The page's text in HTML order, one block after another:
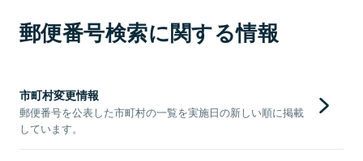
郵便番号検索に関する情報
市町村変更情報
郵便番号を公表した市町村の一覧を実施日の新しい順に掲載
しています。